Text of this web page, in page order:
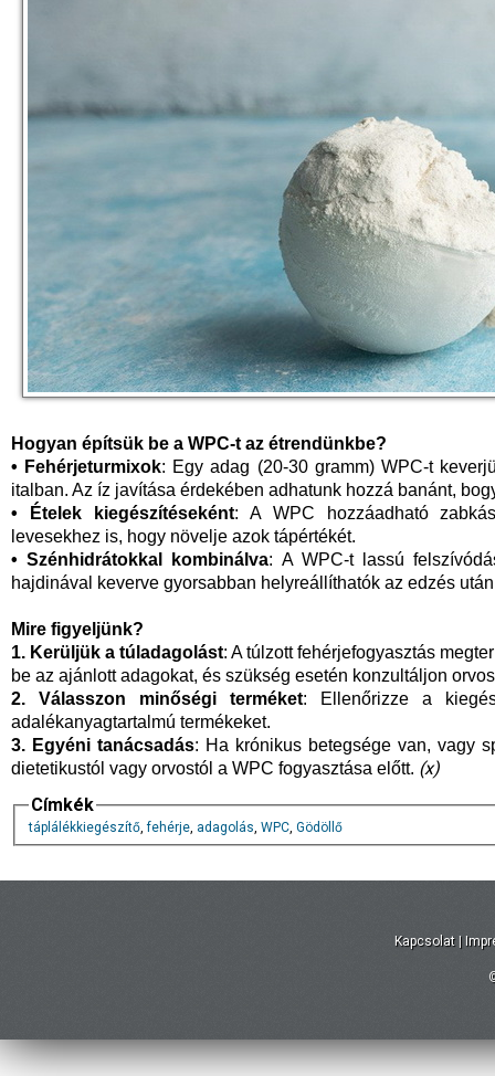
Hogyan építsük be a WPC-t az étrendünkbe?
• Fehérjeturmixok: Egy adag (20-30 gramm) WPC-t
italban. Az íz javítása érdekében adhatunk hozzá banánt,
• Ételek kiegészítéseként: A WPC hozzáadható
levesekhez is, hogy növelje azok tápértékét.
• Szénhidrátokkal kombinálva: A WPC-t lassú
hajdinával keverve gyorsabban helyreállíthatók az edzés
Mire figyeljünk?
1. Kerüljük a túladagolást: A túlzott fehérjefogyasztás
be az ajánlott adagokat, és szükség esetén konzultáljon
2. Válasszon minőségi terméket: Ellenőrizze a
adalékanyagtartalmú termékeket.
3. Egyéni tanácsadás: Ha krónikus betegsége van, vagy
dietetikustól vagy orvostól a WPC fogyasztása előtt. (x)
Címkék
táplálékkiegészítő,fehérje, adagolás, WPC, Gödöllő
Kapcsolat |